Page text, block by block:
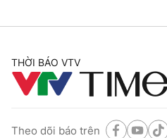
THỜI BÁO VTV
Theo dõi báo trên